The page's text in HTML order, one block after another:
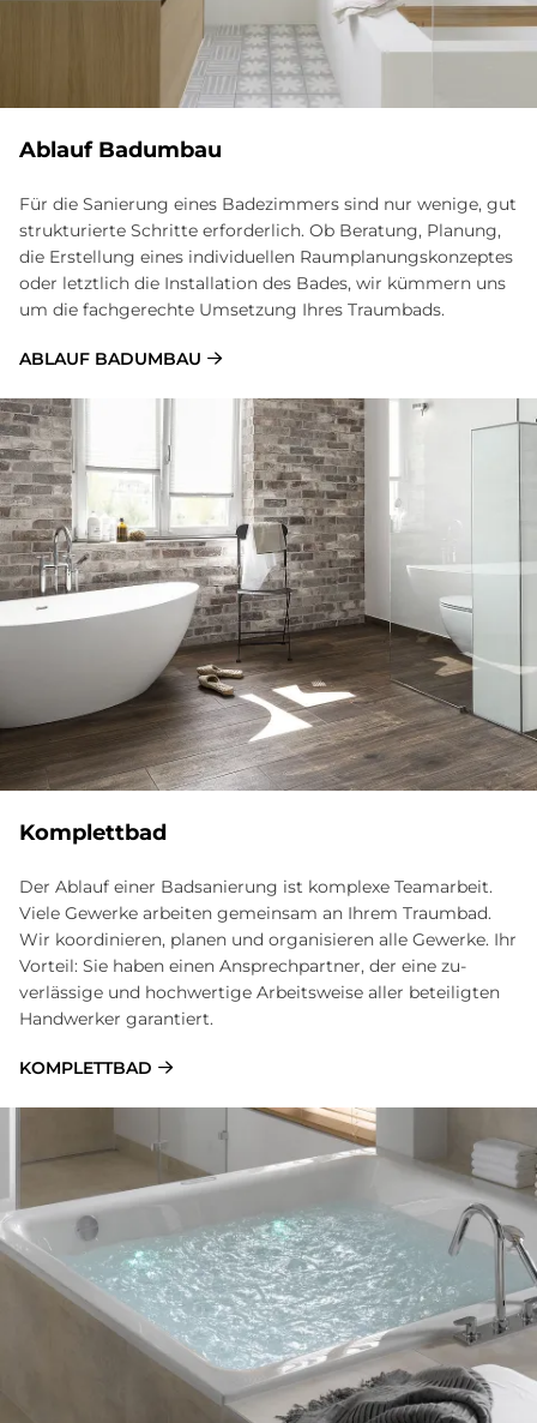
Ablauf Badumbau
Für die Sanierung eines Badezimmers sind nur wenige, gut
strukturierte Schritte erforderlich. Ob Beratung, Planung,
die Erstellung eines individuellen Raumplanungskonzeptes
oder letztlich die Installation des Bades, wir kümmern uns
um die fachgerechte Umsetzung Ihres Traumbads.
ABLAUF BADUMBAU
Komplettbad
Der Ablauf einer Badsanierung ist komplexe Team­arbeit.
Viele Gewerke arbeiten gemein­sam an Ihrem Traum­bad.
Wir ko­ordinieren, planen und organisieren alle Ge­werke. Ihr
Vor­teil: Sie haben einen Ansprech­partner, der eine zu­
verlässige und hoch­wertige Arbeits­weise aller be­teiligten
Hand­werker garantiert.
KOMPLETTBAD